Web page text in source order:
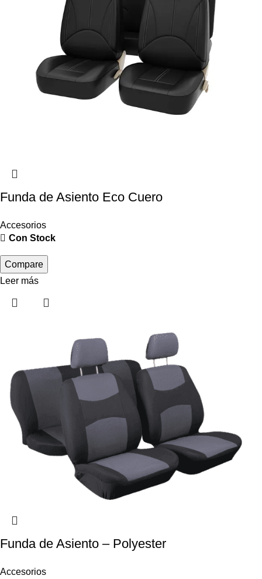
Funda de Asiento Eco Cuero
Accesorios
Con Stock
Compare
Leer más
Funda de Asiento – Polyester
Accesorios